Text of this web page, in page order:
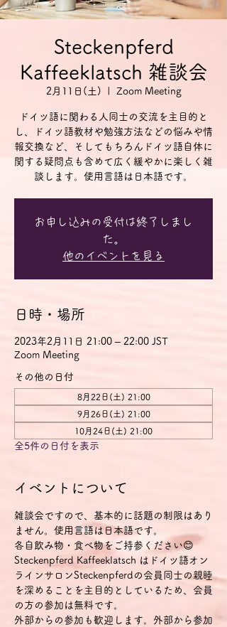
Steckenpferd
Kaffeeklatsch 雑談会
2月11日(土) Zoom Meeting
ドイツ語に関わる人同士の交流を主目的と
し、ドイツ語教材や勉強方法などの悩みや情
報交換など、そしてもちろんドイツ語自体に
関する疑問点も含めて広く緩やかに楽しく雑
談します。使用言語は日本語です。
お申し込みの受付は終了しまし
た。
他のイベントを見る
日時・場所
2023年2月11日 21:00 – 22:00 JST
Zoom Meeting
その他の日付
8月22日(土) 21:00
9月26日(土) 21:00
10月24日(土) 21:00
全5件の日付を表示
イベントについて
雑談会ですので、基本的に話題の制限はあり
ません。使用言語は日本語です。
各自飲み物・食べ物をご持参ください😊
Steckenpferd Kaffeeklatsch はドイツ語オン
ラインサロンSteckenpferdの会員同士の親睦
を深めることを主目的としているため、会員
の方の参加は無料です。
外部からの参加も歓迎します。外部から参加